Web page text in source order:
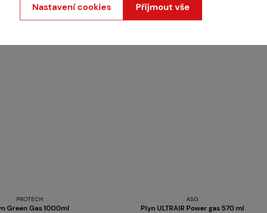
PROTECH
Green Gas 1000ml
ASG
Plyn ULTRAIR Power gas 570 ml
Nastavení cookies Přijmout vše